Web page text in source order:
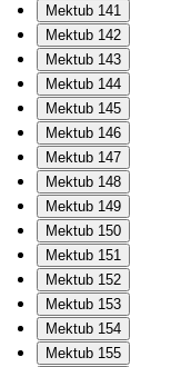
Mektub 141
Mektub 142
Mektub 143
Mektub 144
Mektub 145
Mektub 146
Mektub 147
Mektub 148
Mektub 149
Mektub 150
Mektub 151
Mektub 152
Mektub 153
Mektub 154
Mektub 155